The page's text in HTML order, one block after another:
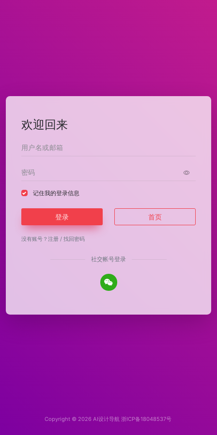
欢迎回来
记住我的登录信息
登录 首页
没有账号？ 注册 / 找回密码
社交帐号登录
Copyright © 2026 AI设计导航 浙ICP备18048537号